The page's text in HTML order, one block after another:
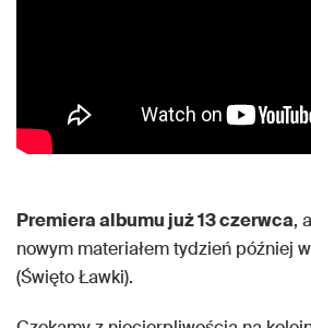
Premiera albumu już 13 czerwca,
nowym materiałem tydzień później
(Święto Ławki).